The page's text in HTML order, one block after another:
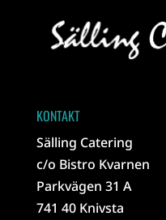
KONTAKT
Sälling Catering
c/o Bistro Kvarnen
Parkvägen 31 A
741 40 Knivsta